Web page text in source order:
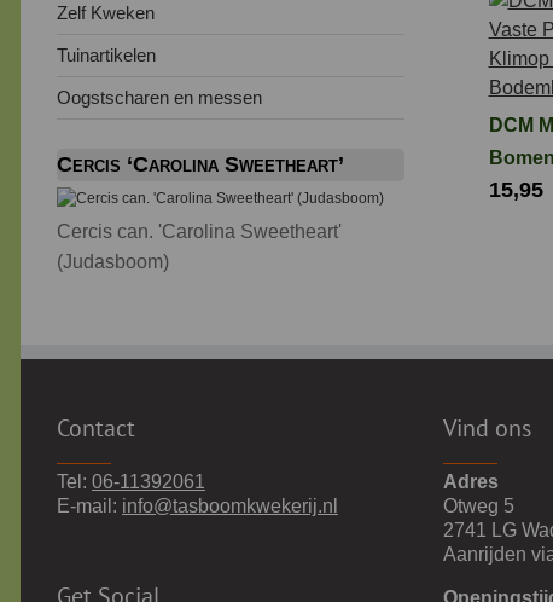
DCM
15,95
Zelf Kweken
Tuinartikelen
Oogstscharen en messen
Cercis ‘Carolina Sweetheart’
Cercis can. 'Carolina Sweetheart'
(Judasboom)
Contact
Tel: 06-11392061
E-mail: info@tasboomkwekerij.nl
Get Social
Vind ons
Adres
Otweg 5
2741 LG
Aanrijden